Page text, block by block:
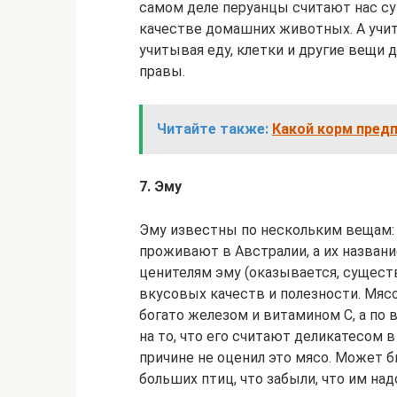
самом деле перуанцы считают нас
качестве домашних животных. А
учитывая еду, клетки и другие вещи
правы.
Читайте также: Какой корм
7. Эму
Эму известны по нескольким
проживают в Австралии, а их
ценителям эму (оказывается,
вкусовых качеств и полезности.
богато железом и витамином C, а
на то, что его считают деликатесом
причине не оценил это мясо. Может
больших птиц, что забыли, что им